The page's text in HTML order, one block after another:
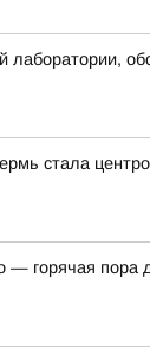
лаборатории,
стала
горячая пора